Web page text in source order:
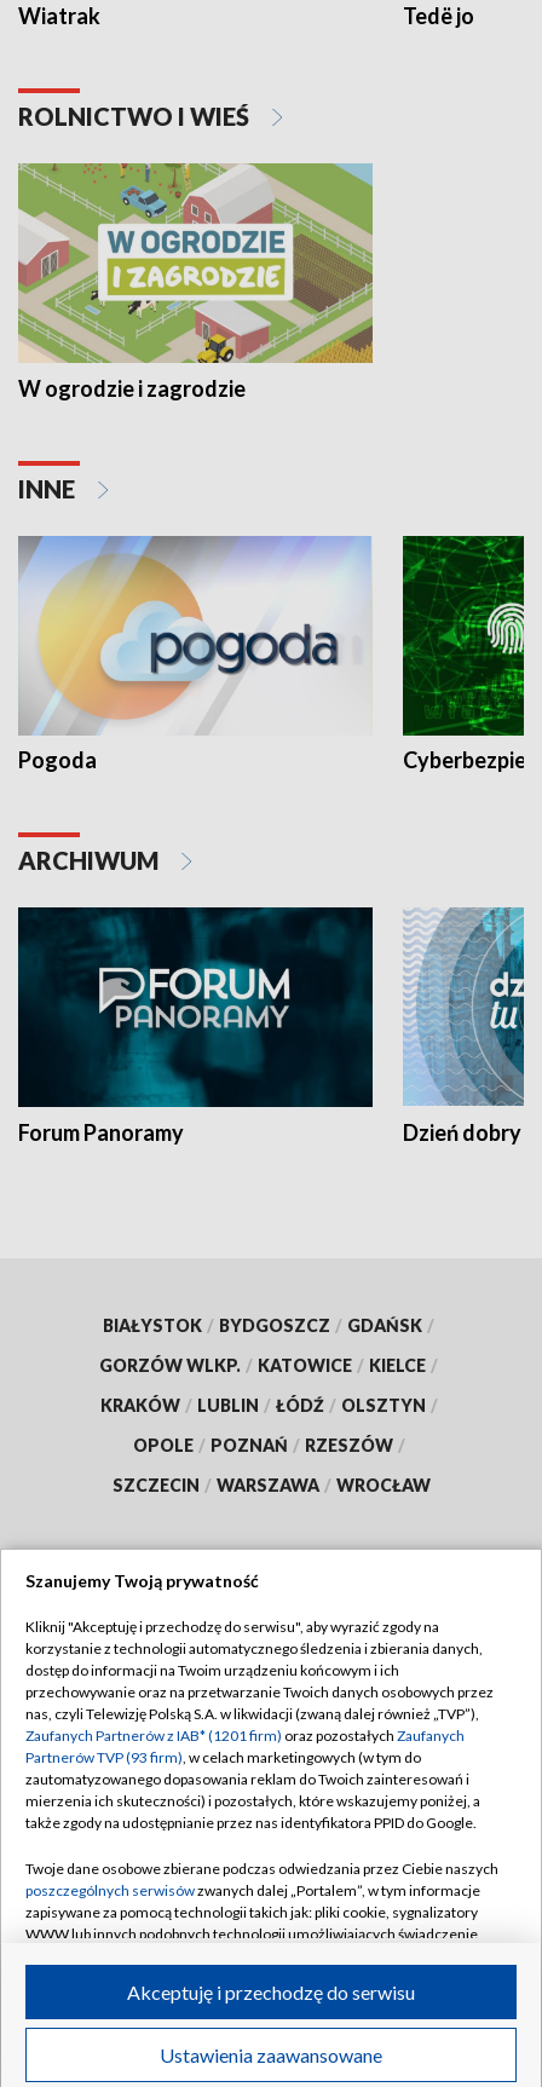
Wiatrak Tedë jo
ROLNICTWO I WIEŚ
W ogrodzie i zagrodzie
INNE
Pogoda
ARCHIWUM
Forum Panoramy Dzień dobry
BIAŁYSTOK / BYDGOSZCZ / GDAŃSK /
GORZÓW WLKP. / KATOWICE / KIELCE /
KRAKÓW / LUBLIN / ŁÓDŹ / OLSZTYN /
OPOLE / POZNAŃ / RZESZÓW /
SZCZECIN / WARSZAWA / WROCŁAW
TVP
Abonament TVP
Emisja w TVP
Centrum informacji TVP
Naziemna Telewizja Cyfrowa
Rada Programowa
System NOS
Informacje o nadawcy
Program dla prasy
Ogłoszenie przetargowe
Regulamin TVP
Polityka prywatności
Moje zgody
Pomoc
Kontakt
Kanały
©2026 Telewizja Polska S.A. w likwidacji
Szanujemy Twoją prywatność
Kliknij "Akceptuję i przechodzę do serwisu", aby wyrazić zgody na
korzystanie z technologii automatycznego śledzenia i zbierania danych,
dostęp do informacji na Twoim urządzeniu końcowym i ich
przechowywanie oraz na przetwarzanie Twoich danych osobowych przez
nas, czyli Telewizję Polską S.A. w likwidacji (zwaną dalej również „TVP”),
Zaufanych Partnerów z IAB* (1201 firm) oraz pozostałych Zaufanych
Partnerów TVP (93 firm), w celach marketingowych (w tym do
zautomatyzowanego dopasowania reklam do Twoich zainteresowań i
mierzenia ich skuteczności) i pozostałych, które wskazujemy poniżej, a
także zgody na udostępnianie przez nas identyfikatora PPID do Google.
Twoje dane osobowe zbierane podczas odwiedzania przez Ciebie naszych
poszczególnych serwisówzwanych dalej „Portalem”, w tym informacje
zapisywane za pomocą technologii takich jak: pliki cookie, sygnalizatory
WWW lub innych podobnych technologii umożliwiających świadczenie
ruchu w Internecie.
Twoje dane osobowe zbierane podczas odwiedzania przez Ciebie
poszczególnych serwisówna Portalu, takie jak adresy IP, identyfikatory
Ustawienia zaawansowane
Akceptuję i przechodzę do serwisu